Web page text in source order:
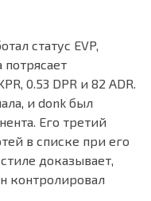
статус EVP,
потрясает
0.53 DPR и 82 ADR.
и donk был
Его третий
в списке при его
доказывает,
контролировал